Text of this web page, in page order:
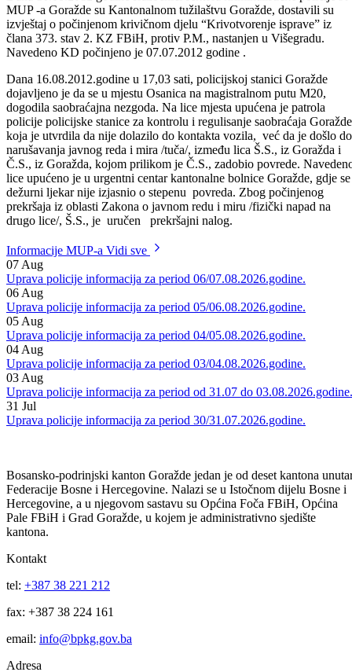
Podijeli:
Odštampaj stranicu
Dana 16.08.2012 godine službenici sektora kriminalističke policije K
MUP -a Goražde su Kantonalnom tužilaštvu Goražde, dostavili su
člana 373. stav 2. KZ FBiH, protiv P.M., nastanjen u Višegradu.
Navedeno KD počinjeno je 07.07.2012 godine .
Dana 16.08.2012.godine u 17,03 sati, policijskoj stanici Goražde
dojavljeno je da se u mjestu Osanica na magistralnom putu M20,
dogodila saobraćajna nezgoda. Na lice mjesta upućena je patrola
policije policijske stanice za kontrolu i regulisanje saobraćaja Goražde
koja je utvrdila da nije dolazilo do kontakta vozila, već da je došlo do
narušavanja javnog reda i mira /tuča/, između lica Š.S., iz Goražda i
Č.S., iz Goražda, kojom prilikom je Č.S., zadobio povrede.
lice upućeno je u urgentni centar kantonalne bolnice Goražde, gdje se
prekršaja iz oblasti Zakona o javnom redu i miru /fizički napad na
drugo lice/, Š.S., je uručen prekršajni nalog.
Informacije MUP-a
07Aug
Uprava policije informacija za period 06/07.08.2026.godine.
06Aug
Uprava policije informacija za period 05/06.08.2026.godine.
05Aug
Uprava policije informacija za period 04/05.08.2026.godine.
04Aug
Uprava policije informacija za period 03/04.08.2026.godine.
03Aug